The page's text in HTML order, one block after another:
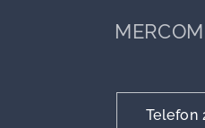
MERCOM
Telefon